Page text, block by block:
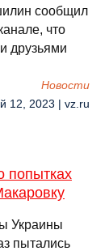
сообщил
что
друзьями
Новости
12, 2023 | vz.ru
попытках
Украины
пытались